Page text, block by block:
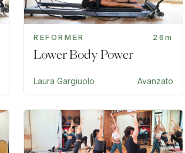
REFORMER 26m
Lower Body Power
Laura Gargiuolo Avanzato